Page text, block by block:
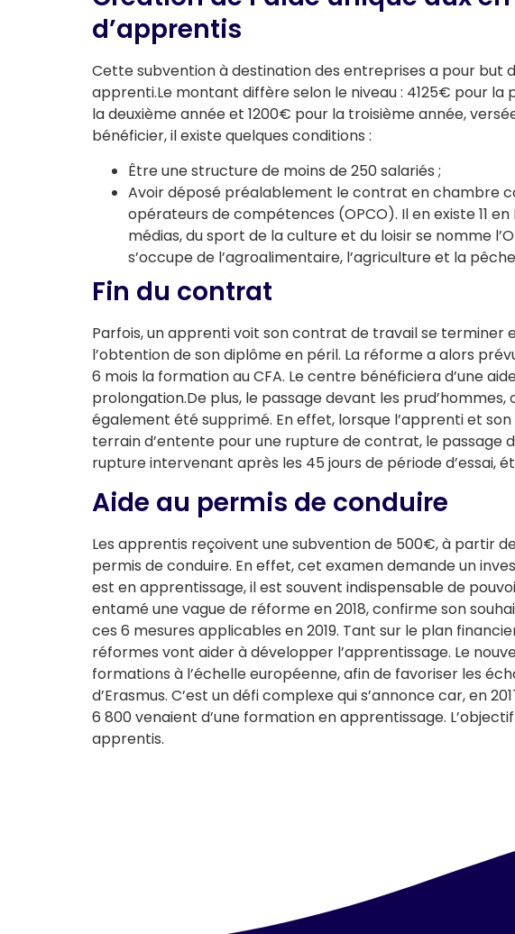
d’apprentis
Cette subvention à destination des entreprises a pour but
apprenti.Le montant diffère selon le niveau : 4125€ pour la
la deuxième année et 1200€ pour la troisième année,
bénéficier, il existe quelques conditions :
Être une structure de moins de 250 salariés ;
Avoir déposé préalablement le contrat en chambre
opérateurs de compétences (OPCO). Il en existe 11
médias, du sport de la culture et du loisir se nomme
s’occupe de l’agroalimentaire, l’agriculture et la
Fin du contrat
Parfois, un apprenti voit son contrat de travail se terminer
l’obtention de son diplôme en péril. La réforme a alors
6 mois la formation au CFA. Le centre bénéficiera d’une
prolongation.De plus, le passage devant les prud’hommes,
également été supprimé. En effet, lorsque l’apprenti et
terrain d’entente pour une rupture de contrat, le passage
rupture intervenant après les 45 jours de période d’essai,
Aide au permis de conduire
Les apprentis reçoivent une subvention de 500€, à partir
permis de conduire. En effet, cet examen demande un
est en apprentissage, il est souvent indispensable de
entamé une vague de réforme en 2018, confirme son
ces 6 mesures applicables en 2019. Tant sur le plan
réformes vont aider à développer l’apprentissage. Le
formations à l’échelle européenne, afin de favoriser les
d’Erasmus. C’est un défi complexe qui s’annonce car, en
6 800 venaient d’une formation en apprentissage.
apprentis.